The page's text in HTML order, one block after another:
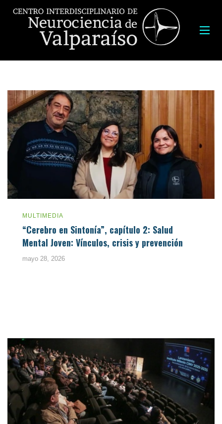
MULTIMEDIA
“Cerebro en Sintonía”, capítulo 2: Salud
Mental Joven: Vínculos, crisis y prevención
mayo 28, 2026